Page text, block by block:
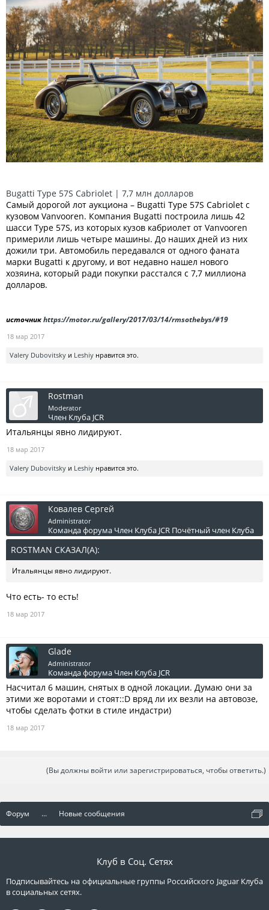
Bugatti Type 57S Cabriolet | 7,7 млн долларов
Самый дорогой лот аукциона – Bugatti Type 57S Cabriolet с
кузовом Vanvooren. Компания Bugatti построила лишь 42
шасси Type 57S, из которых кузов кабриолет от Vanvooren
примерили лишь четыре машины. До наших дней из них
дожили три. Автомобиль передавался от одного фаната
марки Bugatti к другому, и вот недавно нашел нового
хозяина, который ради покупки расстался с 7,7 миллиона
долларов.
источникhttps://motor.ru/gallery/2017/03/14/rmsothebys/#19
18 мар 2017
Valery Dubovitsky и Leshiy нравится это.
Rostman
Moderator
Член Клуба JCR
Итальянцы явно лидируют.
18 мар 2017
Valery Dubovitsky и Leshiy нравится это.
Ковалев Сергей
Administrator
Команда форума Член Клуба JCR Почётный член Клуба
ROSTMAN СКАЗАЛ(А):
Итальянцы явно лидируют.
Что есть- то есть!
18 мар 2017
Glade
Administrator
Команда форума Член Клуба JCR
Насчитал 6 машин, снятых в одной локации. Думаю они за
этими же воротами и стоят::D вряд ли их везли на автовозе,
чтобы сделать фотки в стиле индастри)
18 мар 2017
(Вы должны войти или зарегистрироваться, чтобы ответить.)
Форум ... Новые сообщения
Клуб в Соц. Сетях
Подписывайтесь на официальные группы Российского Jaguar Клуба
в социальных сетях.